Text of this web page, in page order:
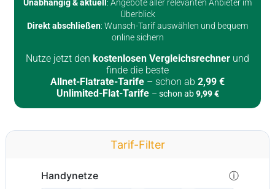
Unabhängig & aktuell : Angebote aller relevanten Anbieter im
Überblick
Direkt abschließen: Wunsch-Tarif auswählen und bequem
online sichern
Nutze jetzt den kostenlosen Vergleichsrechner und
finde die beste
Allnet-Flatrate-Tarife – schon ab 2,99 €
Unlimited-Flat-Tarife – schon ab9,99 €